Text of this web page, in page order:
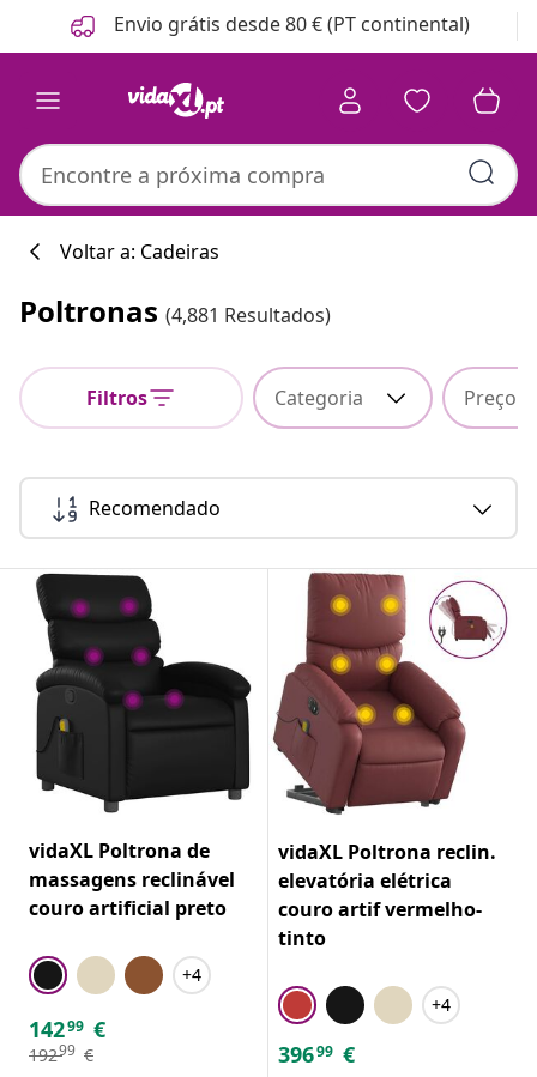
Anterior
Seguinte Envio grátis desde 80 € (PT continental)
Voltar a: Cadeiras
Poltronas (4,881 Resultados)
Filtros Categoria Preço
Recomendado
vidaXL Poltrona de
massagens reclinável
couro artificial preto
+4
14299 €
19299 €
vidaXL Poltrona reclin.
elevatória elétrica
couro artif vermelho-
tinto
+4
39699 €